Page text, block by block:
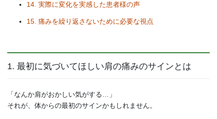
14. 実際に変化を実感した患者様の声
15. 痛みを繰り返さないために必要な視点
1. 最初に気づいてほしい肩の痛みのサインとは
「なんか肩がおかしい気がする…」
それが、体からの最初のサインかもしれません。